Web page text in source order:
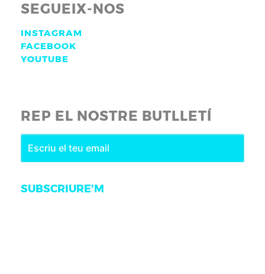
SEGUEIX-NOS
INSTAGRAM
FACEBOOK
YOUTUBE
REP EL NOSTRE BUTLLETÍ
SUBSCRIURE'M